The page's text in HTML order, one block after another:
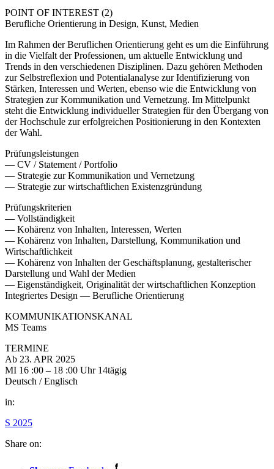
POINT OF INTEREST (2)
Berufliche Orientierung in Design, Kunst, Medien
Im Rahmen der Beruflichen Orientierung geht es um die Einführung
in die Vielfalt der Professionen, um aktuelle Entwicklung und
Trends in den verschiedenen Disziplinen. Dazu gehören Methoden
zur Selbstreflexion und Potentialanalyse zur Identifizierung von
Stärken, Interessen und Werten, ebenso wie die Entwicklung von
Strategien zur Kommunikation und Vernetzung. Im Mittelpunkt
steht die Entwicklung individueller Strategien für den Übergang von
der Hochschule zur erfolgreichen Positionierung in den Kontexten
der Wahl.
Prüfungsleistungen
— CV / Statement / Portfolio
— Strategie zur Kommunikation und Vernetzung
— Strategie zur wirtschaftlichen Existenzgründung
Prüfungskriterien
— Vollständigkeit
— Kohärenz von Inhalten, Interessen, Werten
— Kohärenz von Inhalten, Darstellung, Kommunikation und
Wirtschaftlichkeit
— Kohärenz von Inhalten der Geschäftsplanung, gestalterischer
Darstellung und Wahl der Medien
— Eigenständigkeit, Originalität der wirtschaftlichen Konzeption
Integriertes Design — Berufliche Orientierung
KOMMUNIKATIONSKANAL
MS Teams
TERMINE
Ab 23. APR 2025
MI 16 :00 – 18 :00 Uhr 14tägig
Deutsch / Englisch
in:
S 2025
Share on: